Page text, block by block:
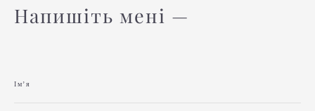
Напишіть мені —
Імʼя